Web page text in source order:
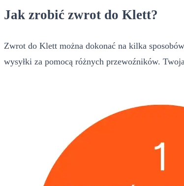
Jak zrobić zwrot do Klett?
Zwrot do Klett można dokonać na kilka
wysyłki za pomocą różnych przewoźników.